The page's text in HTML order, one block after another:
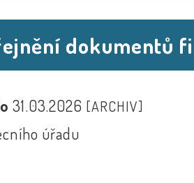
dokumentů
31.03.2026 [ARCHIV]
úřadu